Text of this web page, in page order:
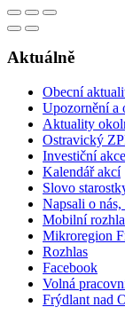
Aktuálně
Obecní
Upozornění a
Aktuality
Ostravický
Investiční akce
Kalendář akcí
Slovo
Napsali o
Mobilní
Mikroregion
Rozhlas
Facebook
Volná
Frýdlant nad